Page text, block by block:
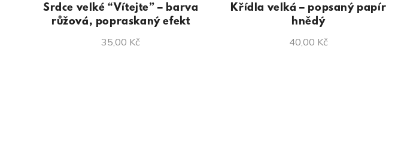
Srdce velké “Vítejte” – barva
růžová, popraskaný efekt
35,00 Kč
Křídla velká – popsaný papír
hnědý
40,00 Kč